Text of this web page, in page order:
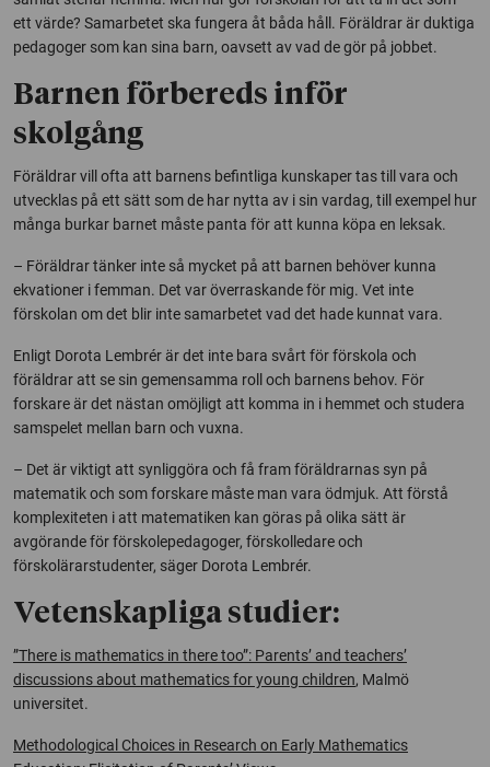
ett värde? Samarbetet ska fungera åt båda håll. Föräldrar är duktiga
pedagoger som kan sina barn, oavsett av vad de gör på jobbet.
Barnen förbereds inför
skolgång
Föräldrar vill ofta att barnens befintliga kunskaper tas till vara och
utvecklas på ett sätt som de har nytta av i sin vardag, till exempel hur
många burkar barnet måste panta för att kunna köpa en leksak.
– Föräldrar tänker inte så mycket på att barnen behöver kunna
ekvationer i femman. Det var överraskande för mig. Vet inte
förskolan om det blir inte samarbetet vad det hade kunnat vara.
Enligt Dorota Lembrér är det inte bara svårt för förskola och
föräldrar att se sin gemensamma roll och barnens behov. För
forskare är det nästan omöjligt att komma in i hemmet och studera
samspelet mellan barn och vuxna.
– Det är viktigt att synliggöra och få fram föräldrarnas syn på
matematik och som forskare måste man vara ödmjuk. Att förstå
komplexiteten i att matematiken kan göras på olika sätt är
avgörande för förskolepedagoger, förskolledare och
förskolärarstudenter, säger Dorota Lembrér.
Vetenskapliga studier:
”There is mathematics in there too”: Parents’ and teachers’
discussions about mathematics for young children, Malmö
universitet.
Methodological Choices in Research on Early Mathematics